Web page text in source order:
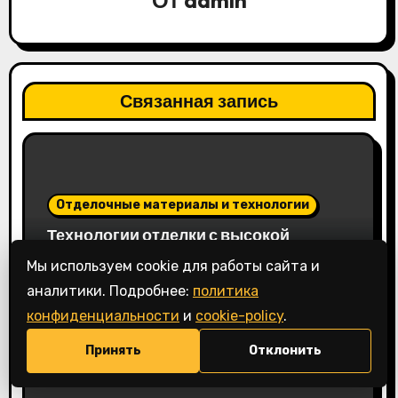
о
а
я
м
Связанная запись
Отделочные материалы и технологии
Технологии отделки с высокой
устойчивостью к ржавчине
admin 30.04.2026
Мы используем cookie для работы сайта и
аналитики. Подробнее: политика
конфиденциальности и cookie-policy.
Принять Отклонить